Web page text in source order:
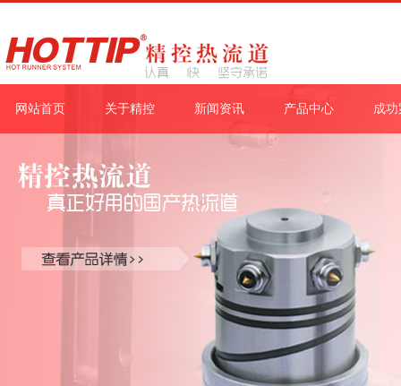
网站首页 关于精控 新闻资讯 产品中心 成